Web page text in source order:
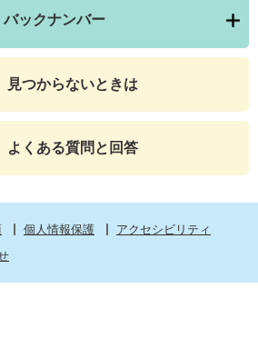
バックナンバー
見つからないときは
よくある質問と回答
個人情報保護
アクセシビリティ